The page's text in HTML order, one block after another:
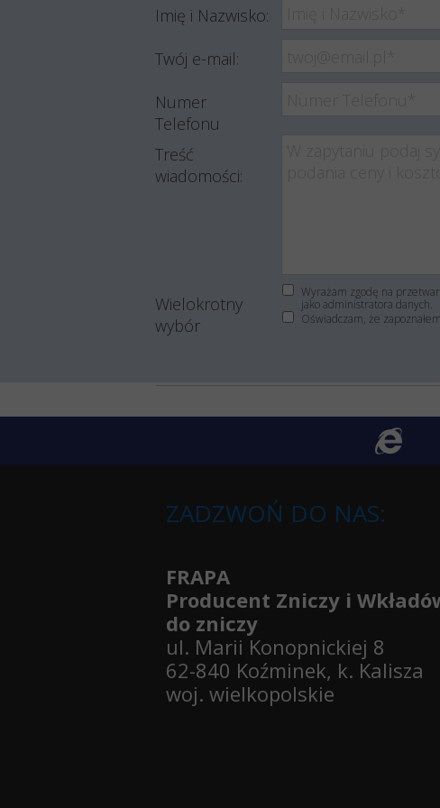
Imię i Nazwisko:
Twój e-mail:
Numer
Telefonu
Treść
wiadomości:
Wielokrotny
wybór
Wyrażam zgodę na
jako administratora danych.
Oświadczam, że
ZADZWOŃ DO NAS:
FRAPA
Producent Zniczy i
do zniczy
ul. Marii Konopnickiej 8
62-840 Koźminek, k. Kalisza
woj. wielkopolskie